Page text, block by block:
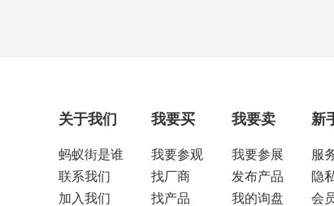
关于我们
蚂蚁街是谁
联系我们
加入我们
我要买
我要参观
找厂商
找产品
我要卖
我要参展
发布产品
我的询盘
新
服
隐
会